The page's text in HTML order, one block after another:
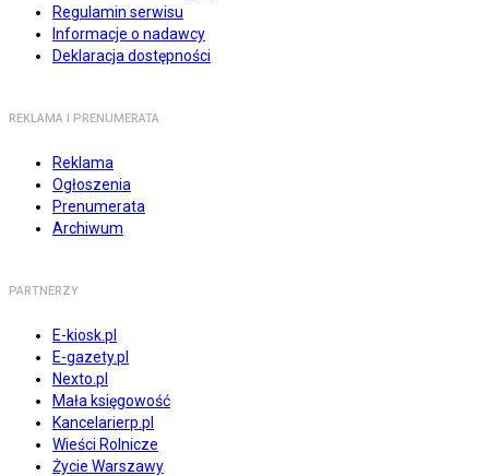
Regulamin serwisu
Informacje o nadawcy
Deklaracja dostępności
REKLAMA I PRENUMERATA
Reklama
Ogłoszenia
Prenumerata
Archiwum
PARTNERZY
E-kiosk.pl
E-gazety.pl
Nexto.pl
Mała księgowość
Kancelarierp.pl
Wieści Rolnicze
Życie Warszawy